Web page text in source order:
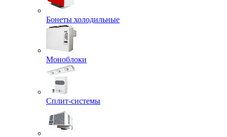
Бонеты холодильные
Моноблоки
Сплит-системы